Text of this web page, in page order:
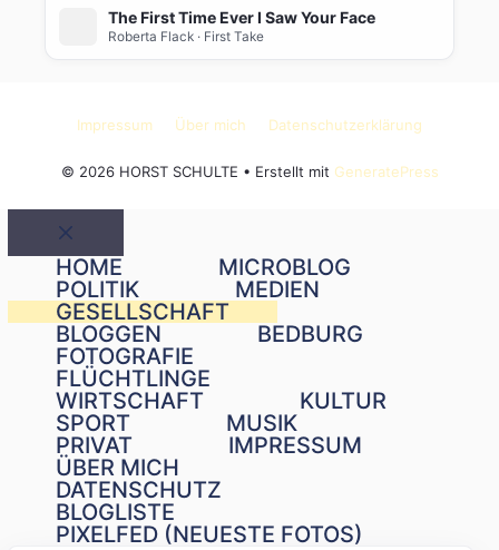
The First Time Ever I Saw Your Face
Roberta Flack · First Take
Impressum Über mich Datenschutzerklärung
© 2026 HORST SCHULTE • Erstellt mit GeneratePress
Schließen
HOME
MICROBLOG
POLITIK
MEDIEN
GESELLSCHAFT
BLOGGEN
BEDBURG
FOTOGRAFIE
FLÜCHTLINGE
WIRTSCHAFT
KULTUR
SPORT
MUSIK
PRIVAT
IMPRESSUM
ÜBER MICH
DATENSCHUTZ
BLOGLISTE
PIXELFED (NEUESTE FOTOS)